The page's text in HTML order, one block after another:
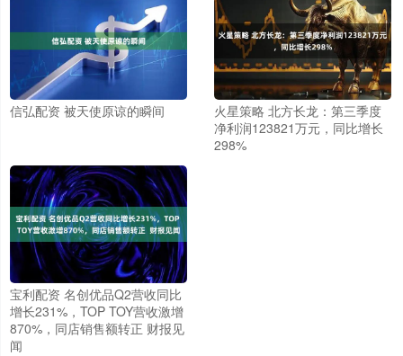
信弘配资 被天使原谅的瞬间
火星策略 北方长龙：第三季度
净利润123821万元，同比增长
298%
宝利配资 名创优品Q2营收同比
增长231%，TOP TOY营收激增
870%，同店销售额转正 财报见
闻